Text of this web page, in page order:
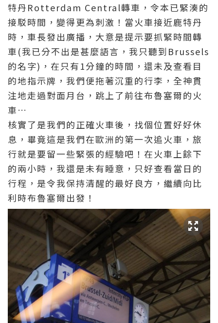
特丹Rotterdam Central轉車，令本已緊湊的
接駁時間，變得更為刺激！當火車接近鹿特丹
時，車長發出廣播，大意是提示要抓緊時間轉
車(我已分不出是甚麼語言，我只聽到Brussels
的名字)，在只有1分鐘的時間，還未及查看目
的地指示牌，我們便拖著沉重的行李，全神貫
注地走過對面月台，跳上了前往布魯塞爾的火
車…
核實了是我們的正確火車後，找個位置好好休
息，畢竟這是我們在歐洲的第一次追火車，旅
行就是要留一些緊張的經驗吧！在火車上餘下
的兩小時，我還是未有睡意，只好查看當日的
行程，是令我保持清醒的最好良方，繼續向比
利時布魯塞爾出發！